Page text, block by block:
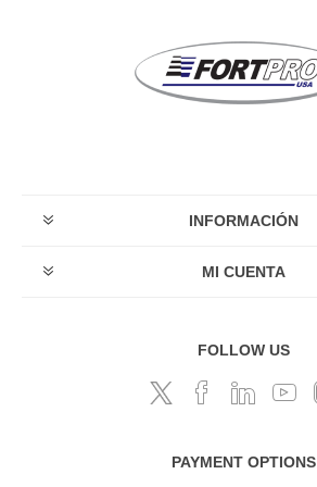
INFORMACIÓN
MI CUENTA
FOLLOW US
PAYMENT OPTIONS